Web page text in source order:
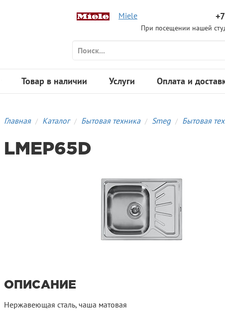
Miele
При посещении нашей
Товар в наличии Услуги Оплата и
Главная Каталог Бытовая техника Smeg Бытовая
LMEP65D
ОПИСАНИЕ
Нержавеющая сталь, чаша матовая